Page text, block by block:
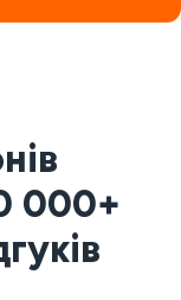
000+